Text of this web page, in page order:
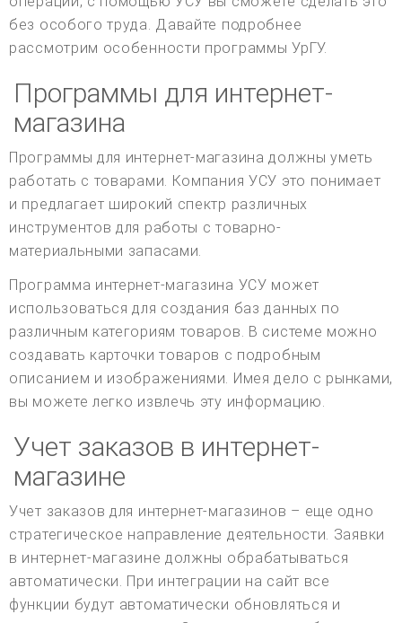
без особого труда. Давайте подробнее
рассмотрим особенности программы УрГУ.
Программы для интернет-
магазина
Программы для интернет-магазина должны уметь
работать с товарами. Компания УСУ это понимает
и предлагает широкий спектр различных
инструментов для работы с товарно-
материальными запасами.
Программа интернет-магазина УСУ может
использоваться для создания баз данных по
различным категориям товаров. В системе можно
создавать карточки товаров с подробным
описанием и изображениями. Имея дело с рынками,
вы можете легко извлечь эту информацию.
Учет заказов в интернет-
магазине
Учет заказов для интернет-магазинов – еще одно
стратегическое направление деятельности. Заявки
в интернет-магазине должны обрабатываться
автоматически. При интеграции на сайт все
функции будут автоматически обновляться и